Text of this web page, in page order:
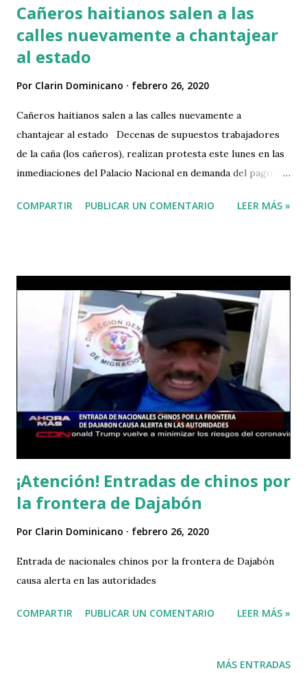
Cañeros haitianos salen a las
calles nuevamente a chantajear
al estado
Por Clarin Dominicano febrero 26, 2020
Cañeros haitianos salen a las calles nuevamente a
chantajear al estado Decenas de supuestos trabajadores
de la caña (los cañeros), realizan protesta este lunes en las
inmediaciones del Palacio Nacional en demanda del pago de
pension para los supuestos cañeros haitianos, que
COMPARTIR PUBLICAR UN COMENTARIO LEER MÁS »
¡Atención! Entradas de chinos por
la frontera de Dajabón
Por Clarin Dominicano febrero 26, 2020
Entrada de nacionales chinos por la frontera de Dajabón
causa alerta en las autoridades
COMPARTIR PUBLICAR UN COMENTARIO LEER MÁS »
MÁS ENTRADAS